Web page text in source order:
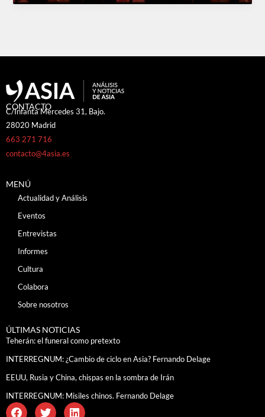
CONTACTO
C/Infanta Mercedes 31, Bajo.
28020 Madrid
663 271 716
contacto@4asia.es
MENÚ
Actualidad y Análisis
Eventos
Entrevistas
Informes
Cultura
Colabora
Sobre nosotros
ÚLTIMAS NOTICIAS
Teherán: el funeral como pretexto
INTERREGNUM: ¿Cambio de ciclo en Asia? Fernando Delage
EEUU, Rusia y China, chispas en la sombra de Irán
INTERREGNUM: Misiles chinos. Fernando Delage